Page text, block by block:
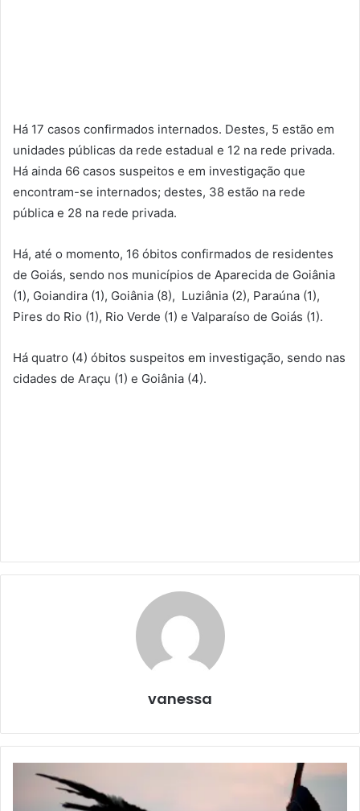
Há 17 casos confirmados internados. Destes, 5 estão em
unidades públicas da rede estadual e 12 na rede privada.
Há ainda 66 casos suspeitos e em investigação que
encontram-se internados; destes, 38 estão na rede
pública e 28 na rede privada.
Há, até o momento, 16 óbitos confirmados de residentes
de Goiás, sendo nos municípios de Aparecida de Goiânia
(1), Goiandira (1), Goiânia (8), Luziânia (2), Paraúna (1),
Pires do Rio (1), Rio Verde (1) e Valparaíso de Goiás (1).
Há quatro (4) óbitos suspeitos em investigação, sendo nas
cidades de Araçu (1) e Goiânia (4).
vanessa